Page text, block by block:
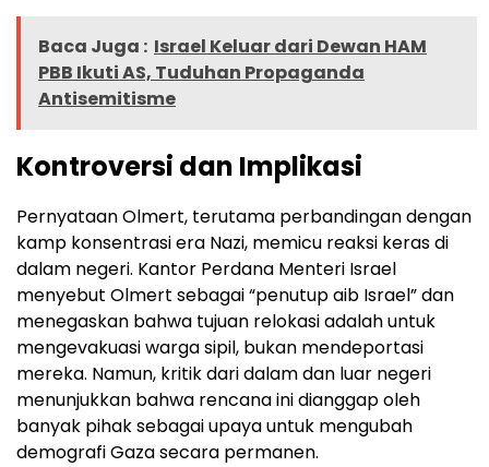
Baca Juga : Israel Keluar dari Dewan HAM
PBB Ikuti AS, Tuduhan Propaganda
Antisemitisme
Kontroversi dan Implikasi
Pernyataan Olmert, terutama perbandingan dengan
kamp konsentrasi era Nazi, memicu reaksi keras di
dalam negeri. Kantor Perdana Menteri Israel
menyebut Olmert sebagai “penutup aib Israel” dan
menegaskan bahwa tujuan relokasi adalah untuk
mengevakuasi warga sipil, bukan mendeportasi
mereka. Namun, kritik dari dalam dan luar negeri
menunjukkan bahwa rencana ini dianggap oleh
banyak pihak sebagai upaya untuk mengubah
demografi Gaza secara permanen.